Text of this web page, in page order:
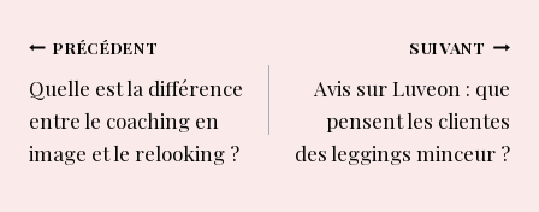
Navigation
de
l’article
PRÉCÉDENT
Quelle est la différence
entre le coaching en
image et le relooking ?
SUIVANT
Avis sur Luveon : que
pensent les clientes
des leggings minceur ?